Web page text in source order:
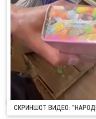
СКРИНШОТ ВИДЕО: